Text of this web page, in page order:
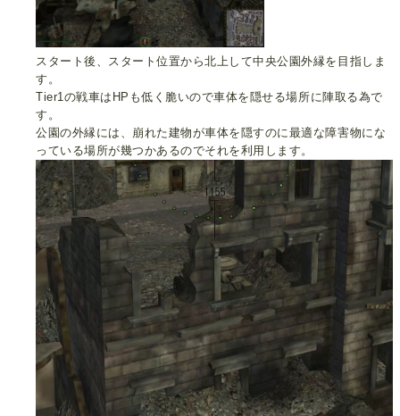
スタート後、スタート位置から北上して中央公園外縁を目指しま
す。
Tier1の戦車はHPも低く脆いので車体を隠せる場所に陣取る為で
す。
公園の外縁には、崩れた建物が車体を隠すのに最適な障害物にな
っている場所が幾つかあるのでそれを利用します。